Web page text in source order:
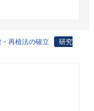
再植法の確立
研究